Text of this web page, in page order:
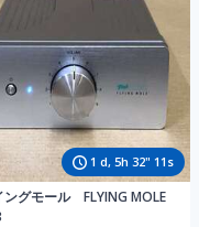
1 d, 5h 32" 09 s
ングモール FLYING MOLE